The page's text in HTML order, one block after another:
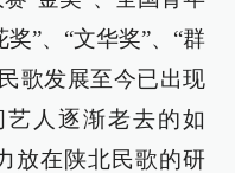
”、“文华奖”、“群
歌发展至今已出现
人逐渐老去的如
放在陕北民歌的研